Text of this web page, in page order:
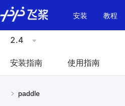
\u200E
安装
教程
2.4
安装指南 使用指南
paddle